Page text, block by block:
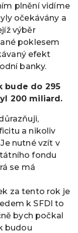
plnění vidíme
očekávány a
výběr
poklesem
efekt
banky.
bude do 295
200 miliard.
a nikoliv
nutné vzít v
fondu
se má
za tento rok je
k SFDI to
bych počkal
budou